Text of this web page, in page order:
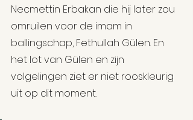
Necmettin Erbakan die hij later zou
omruilen voor de imam in
ballingschap, Fethullah Gülen. En
het lot van Gülen en zijn
volgelingen ziet er niet rooskleurig
uit op dit moment.